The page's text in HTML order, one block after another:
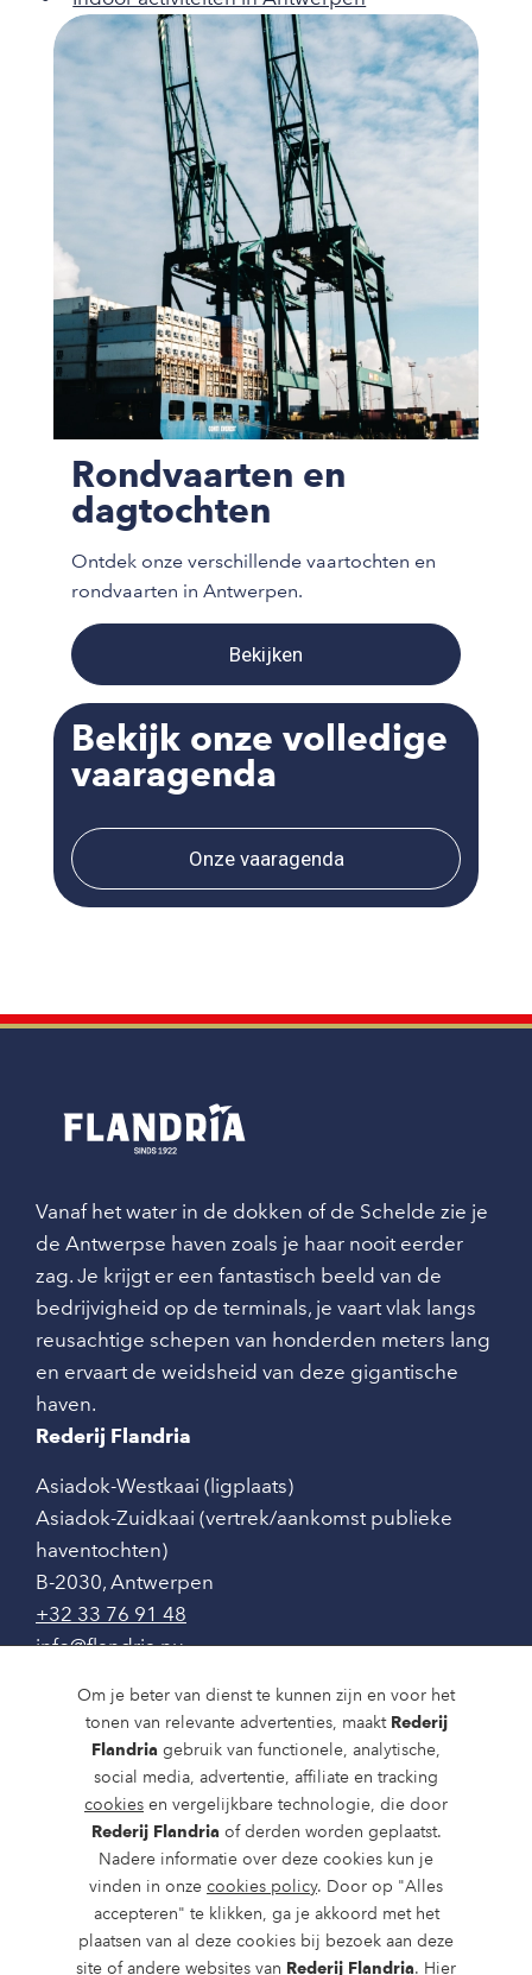
Om je beter van dienst te kunnen zijn en voor het
tonen van relevante advertenties, maakt Rederij
Flandria gebruik van functionele, analytische,
social media, advertentie, affiliate en tracking
cookies en vergelijkbare technologie, die door
Rederij Flandria of derden worden geplaatst.
Nadere informatie over deze cookies kun je
vinden in onze cookies policy. Door op "Alles
accepteren" te klikken, ga je akkoord met het
plaatsen van al deze cookies bij bezoek aan deze
site of andere websites van Rederij Flandria. Hier
Rondvaarten en
dagtochten
Ontdek onze verschillende vaartochten en
rondvaarten in Antwerpen.
Bekijken
Bekijk onze volledige
vaaragenda
Onze vaaragenda
Vanaf het water in de dokken of de Schelde zie je
de Antwerpse haven zoals je haar nooit eerder
zag. Je krijgt er een fantastisch beeld van de
bedrijvigheid op de terminals, je vaart vlak langs
reusachtige schepen van honderden meters lang
en ervaart de weidsheid van deze gigantische
haven.
Rederij Flandria
Asiadok-Westkaai (ligplaats)
Asiadok-Zuidkaai (vertrek/aankomst publieke
haventochten)
B-2030, Antwerpen
+32 33 76 91 48
info@flandria.nu
Contact
Vaaragenda
Rondvaarten en dagtochten
Nieuws
Over ons
Route en bereikbaarheid